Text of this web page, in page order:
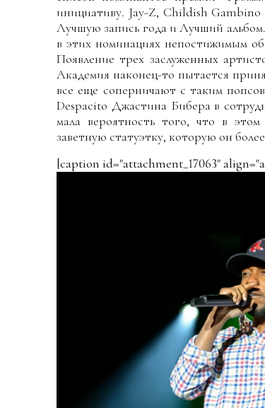
инициативу. Jay-Z, Childish
Лучшую запись года и Лучший
в этих номинациях непостижимым
Появление трех заслуженных
Академия наконец-то пытается
все еще соперничают с таким
Despacito Джастина Бибера в
мала вероятность того, что в
заветную статуэтку, которую он
[caption id="attachment_17063"